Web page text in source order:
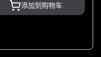
添加到购物车